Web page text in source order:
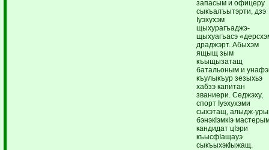
запасым и офицеру
сыкъалъытэрти, дзэ
Iуэхухэм
щыхурагъаджэ-
щыхуагъасэ
драджэрт. Абыхэм
ящыщ зым
къыщызатащ
батальоным и
къулыкъур зезыхьэ
хабзэ капитан
званиери. Седжэху,
спорт Iуэхухэми
сыхэтащ, алыдж-
бэнэкIэмкIэ
кандидат цIэри
къысфIащауэ
сыкъыхэкIыжащ.